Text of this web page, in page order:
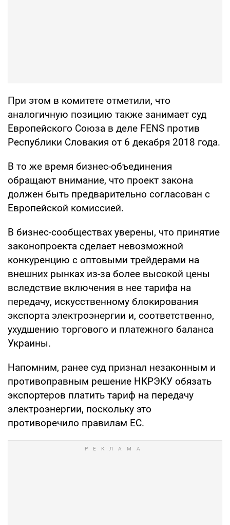
При этом в комитете отметили, что
аналогичную позицию также занимает суд
Европейского Союза в деле FENS против
Республики Словакия от 6 декабря 2018 года.
В то же время бизнес-объединения
обращают внимание, что проект закона
должен быть предварительно согласован с
Европейской комиссией.
В бизнес-сообществах уверены, что принятие
законопроекта сделает невозможной
конкуренцию с оптовыми трейдерами на
внешних рынках из-за более высокой цены
вследствие включения в нее тарифа на
передачу, искусственному блокирования
экспорта электроэнергии и, соответственно,
ухудшению торгового и платежного баланса
Украины.
Напомним, ранее суд признал незаконным и
противоправным решение НКРЭКУ обязать
экспортеров платить тариф на передачу
электроэнергии, поскольку это
противоречило правилам ЕС.